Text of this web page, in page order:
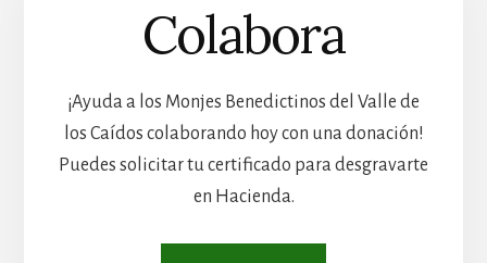
Colabora
¡Ayuda a los Monjes Benedictinos del Valle de
los Caídos colaborando hoy con una donación!
Puedes solicitar tu certificado para desgravarte
en Hacienda.